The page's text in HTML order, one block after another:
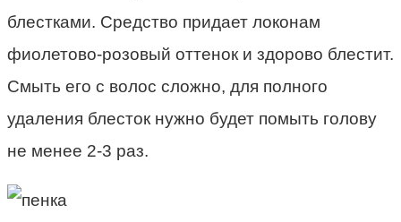
блестками. Средство придает локонам
фиолетово-розовый оттенок и здорово блестит.
Смыть его с волос сложно, для полного
удаления блесток нужно будет помыть голову
не менее 2-3 раз.